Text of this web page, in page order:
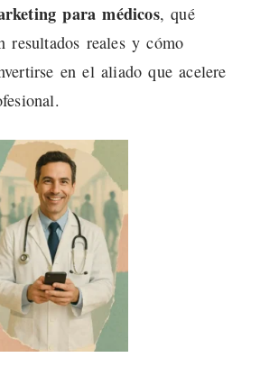
para médicos, qué
resultados reales y cómo
en el aliado que acelere